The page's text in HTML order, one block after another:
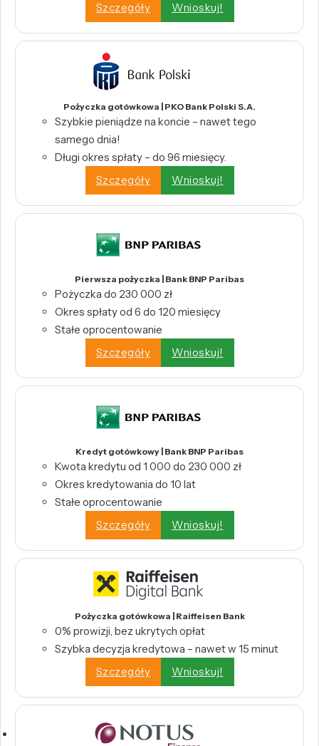
Szczegóły
Wnioskuj!
Pożyczka gotówkowa | PKO Bank Polski S.A.
Szybkie pieniądze na koncie – nawet tego
samego dnia!
Długi okres spłaty – do 96 miesięcy.
Szczegóły
Wnioskuj!
Pierwsza pożyczka | Bank BNP Paribas
Pożyczka do 230 000 zł
Okres spłaty od 6 do 120 miesięcy
Stałe oprocentowanie
Szczegóły
Wnioskuj!
Kredyt gotówkowy | Bank BNP Paribas
Kwota kredytu od 1 000 do 230 000 zł
Okres kredytowania do 10 lat
Stałe oprocentowanie
Szczegóły
Wnioskuj!
Pożyczka gotówkowa | Raiffeisen Bank
0% prowizji, bez ukrytych opłat
Szybka decyzja kredytowa – nawet w 15 minut
Szczegóły
Wnioskuj!